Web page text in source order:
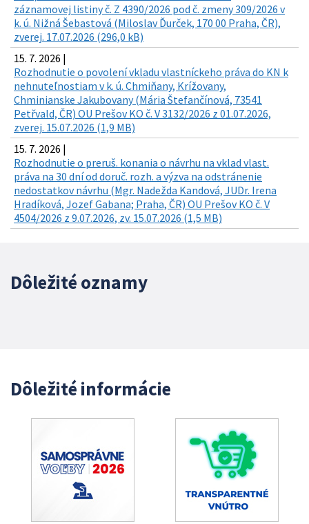
záznamovej listiny č. Z 4390/2026 pod č. zmeny 309/2026 v
k. ú. Nižná Šebastová (Miloslav Ďurček, 170 00 Praha, ČR),
zverej. 17.07.2026 (296,0 kB)
15. 7. 2026 |
Rozhodnutie o povolení vkladu vlastníckeho práva do KN k
nehnuteľnostiam v k. ú. Chmiňany, Krížovany,
Chminianske Jakubovany (Mária Štefančínová, 73541
Petřvald, ČR) OU Prešov KO č. V 3132/2026 z 01.07.2026,
zverej. 15.07.2026 (1,9 MB)
15. 7. 2026 |
Rozhodnutie o preruš. konania o návrhu na vklad vlast.
práva na 30 dní od doruč. rozh. a výzva na odstránenie
nedostatkov návrhu (Mgr. Nadežda Kandová, JUDr. Irena
Hradíková, Jozef Gabana; Praha, ČR) OU Prešov KO č. V
4504/2026 z 9.07.2026, zv. 15.07.2026 (1,5 MB)
Dôležité oznamy
Dôležité informácie